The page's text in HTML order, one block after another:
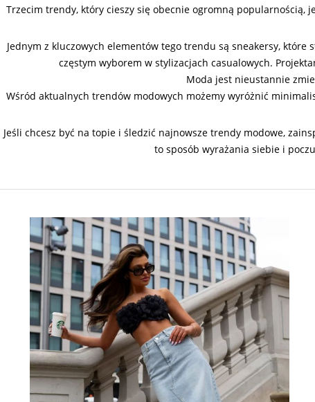
Trzecim trendy, który cieszy się obecnie ogromną popularnością,
Jednym z kluczowych elementów tego trendu są sneakersy,
częstym wyborem w stylizacjach casualowych.
Moda jest nieustannie
Wśród aktualnych trendów modowych możemy wyróżnić
Jeśli chcesz być na topie i śledzić najnowsze trendy modowe,
to sposób wyrażania siebie i